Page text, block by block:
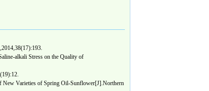
alkali Stress on the Quality of
Varieties of Spring Oil-Sunflower[J].Northern